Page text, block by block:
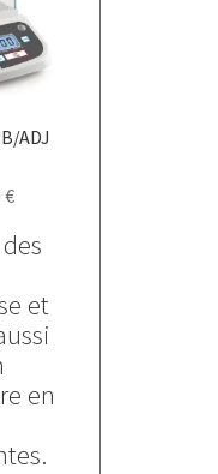
sur
la
page
produit
ADJ
€Plage
prix :
à
1070,000 €
et
en